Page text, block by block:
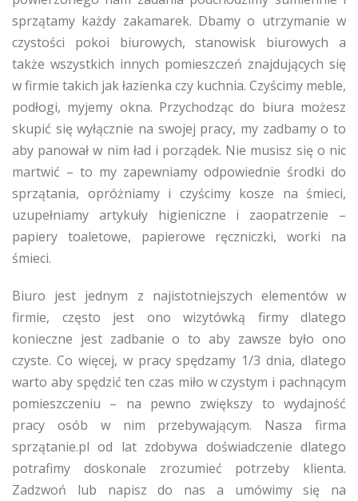
sprzątamy każdy zakamarek. Dbamy o utrzymanie w
czystości pokoi biurowych, stanowisk biurowych a
także wszystkich innych pomieszczeń znajdujących się
w firmie takich jak łazienka czy kuchnia. Czyścimy meble,
podłogi, myjemy okna. Przychodząc do biura możesz
skupić się wyłącznie na swojej pracy, my zadbamy o to
aby panował w nim ład i porządek. Nie musisz się o nic
martwić – to my zapewniamy odpowiednie środki do
sprzątania, opróżniamy i czyścimy kosze na śmieci,
uzupełniamy artykuły higieniczne i zaopatrzenie –
papiery toaletowe, papierowe ręczniczki, worki na
śmieci.
Biuro jest jednym z najistotniejszych elementów w
firmie, często jest ono wizytówką firmy dlatego
konieczne jest zadbanie o to aby zawsze było ono
czyste. Co więcej, w pracy spędzamy 1/3 dnia, dlatego
warto aby spędzić ten czas miło w czystym i pachnącym
pomieszczeniu – na pewno zwiększy to wydajność
pracy osób w nim przebywającym. Nasza firma
sprzątanie.pl od lat zdobywa doświadczenie dlatego
potrafimy doskonale zrozumieć potrzeby klienta.
Zadzwoń lub napisz do nas a umówimy się na